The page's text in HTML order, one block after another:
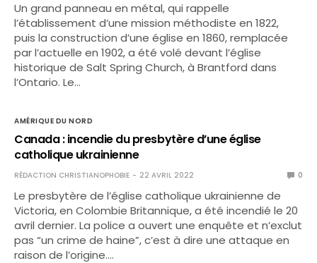
Un grand panneau en métal, qui rappelle
l’établissement d’une mission méthodiste en 1822,
puis la construction d’une église en 1860, remplacée
par l’actuelle en 1902, a été volé devant l’église
historique de Salt Spring Church, à Brantford dans
l’Ontario. Le…
AMÉRIQUE DU NORD
Canada : incendie du presbytère d’une église
catholique ukrainienne
RÉDACTION CHRISTIANOPHOBIE 22 AVRIL 2022 0
Le presbytère de l’église catholique ukrainienne de
Victoria, en Colombie Britannique, a été incendié le 20
avril dernier. La police a ouvert une enquête et n’exclut
pas “un crime de haine”, c’est à dire une attaque en
raison de l’origine.…